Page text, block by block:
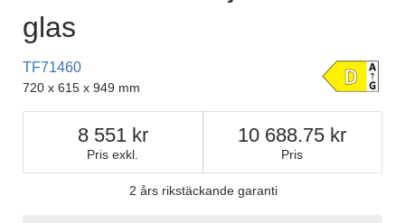
glas
TF71460
720 x 615 x 949 mm
Pris exkl.
8 551
Pris
10 688.75
2 års rikstäckande garanti